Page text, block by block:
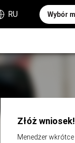
RU Wybór
Złóż wniosek!
Menedżer